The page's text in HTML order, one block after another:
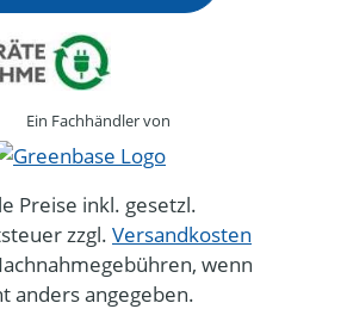
Ein Fachhändler von
Preise inkl. gesetzl.
zzgl. Versandkosten
wenn
anders angegeben.